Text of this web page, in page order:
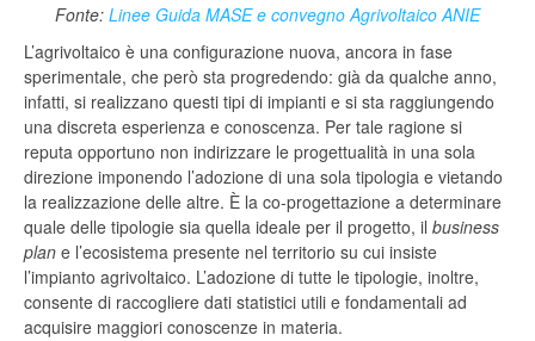
Fonte: Linee Guida MASE e convegno Agrivoltaico ANIE
L’agrivoltaico è una configurazione nuova, ancora in fase
sperimentale, che però sta progredendo: già da qualche anno,
infatti, si realizzano questi tipi di impianti e si sta raggiungendo
una discreta esperienza e conoscenza. Per tale ragione si
reputa opportuno non indirizzare le progettualità in una sola
direzione imponendo l’adozione di una sola tipologia e vietando
la realizzazione delle altre. È la co-progettazione a determinare
quale delle tipologie sia quella ideale per il progetto, il business
plan e l’ecosistema presente nel territorio su cui insiste
l’impianto agrivoltaico. L’adozione di tutte le tipologie, inoltre,
consente di raccogliere dati statistici utili e fondamentali ad
acquisire maggiori conoscenze in materia.